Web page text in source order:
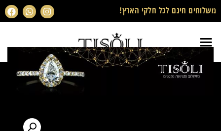
משלוחים חינם לכל חלקי הארץ!